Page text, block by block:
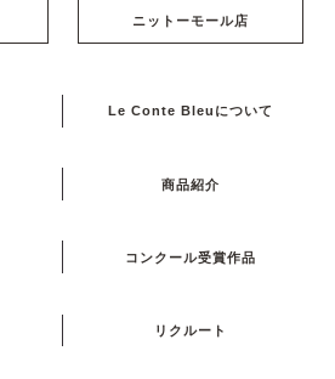
ニットーモール店
Le Conte Bleuについて
商品紹介
コンクール受賞作品
リクルート